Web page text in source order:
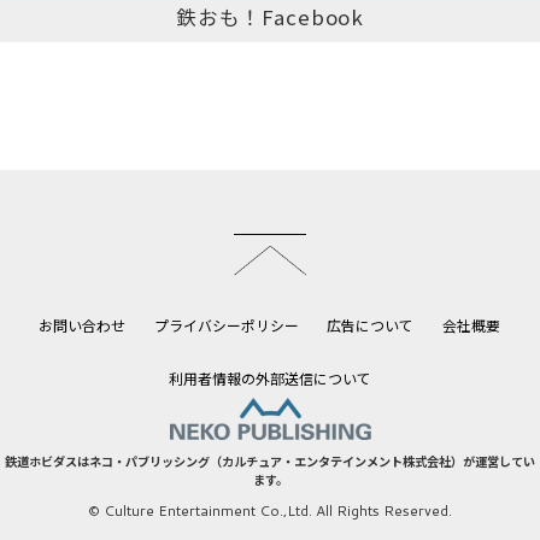
鉄おも！Facebook
お問い合わせ プライバシーポリシー 広告について 会社概要
利用者情報の外部送信について
鉄道ホビダスはネコ・パブリッシング（カルチュア・エンタテインメント株式会社）が運営してい
ます。
© Culture Entertainment Co.,Ltd. All Rights Reserved.